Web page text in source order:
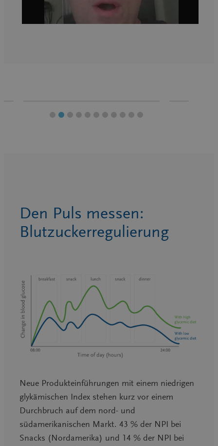
Den Puls messen:
Blutzuckerregulierung
Neue Produkteinführungen mit einem niedrigen
glykämischen Index stehen kurz vor einem
Durchbruch auf dem nord- und
südamerikanischen Markt. 43 % der NPI bei
Snacks (Nordamerika) und 14 % der NPI bei